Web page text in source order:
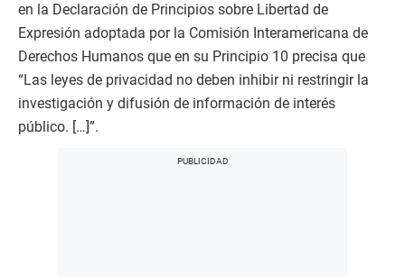
en la Declaración de Principios sobre Libertad de
Expresión adoptada por la Comisión Interamericana de
Derechos Humanos que en su Principio 10 precisa que
“Las leyes de privacidad no deben inhibir ni restringir la
investigación y difusión de información de interés
público. […]”.